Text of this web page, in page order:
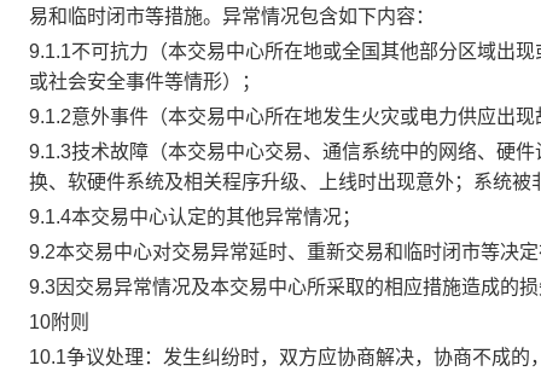
易和临时闭市等措施。异常情况包含如下内容：
9.1.1不可抗力（本交易中心所在地或全国其他部分区域出
或社会安全事件等情形）；
9.1.2意外事件（本交易中心所在地发生火灾或电力供应出
9.1.3技术故障（本交易中心交易、通信系统中的网络、硬
换、软硬件系统及相关程序升级、上线时出现意外；系统
9.1.4本交易中心认定的其他异常情况；
9.2本交易中心对交易异常延时、重新交易和临时闭市等决
9.3因交易异常情况及本交易中心所采取的相应措施造成的
10附则
10.1争议处理：发生纠纷时，双方应协商解决，协商不成